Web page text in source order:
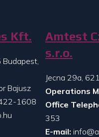
Kft.
Bajusz
1608
Amtest
s.r.o.
Jecna 29a,
Operations
Office
353
E-mail: